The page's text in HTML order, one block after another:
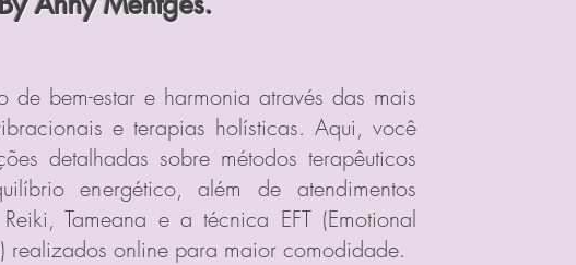
de bem-estar e harmonia através das mais
e terapias holísticas. Aqui, você
detalhadas sobre métodos terapêuticos
energético, além de atendimentos
Tameana e a técnica EFT (Emotional
realizados online para maior comodidade.